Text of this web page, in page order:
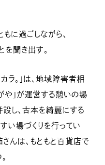
に過ごしながら、
を聞き出す。
ラ。」は、地域障害者相
や」が運営する憩いの場
設し、古本を綺麗にする
い場づくりを行ってい
んは、もともと百貨店で